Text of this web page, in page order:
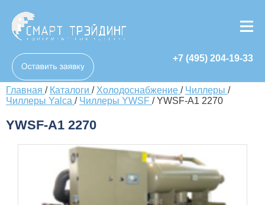
+7 (495) 204-19-33
Главная / Каталоги / Холодоснабжение / Чиллеры /
Чиллеры Yalca / Чиллеры YWSF /YWSF-A1 2270
YWSF-A1 2270